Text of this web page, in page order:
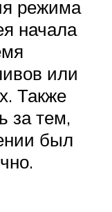
режима
начала
или
Также
за тем,
был